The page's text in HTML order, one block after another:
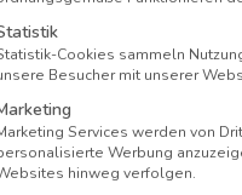
ab 35€ in DE 14
Cookies sammeln
Besucher mit unserer
Services werden von
Werbung
hinweg verfolgen.